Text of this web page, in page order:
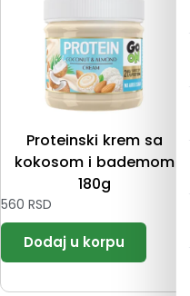
Proteinski krem sa
kokosom i bademom
180g
560 RSD